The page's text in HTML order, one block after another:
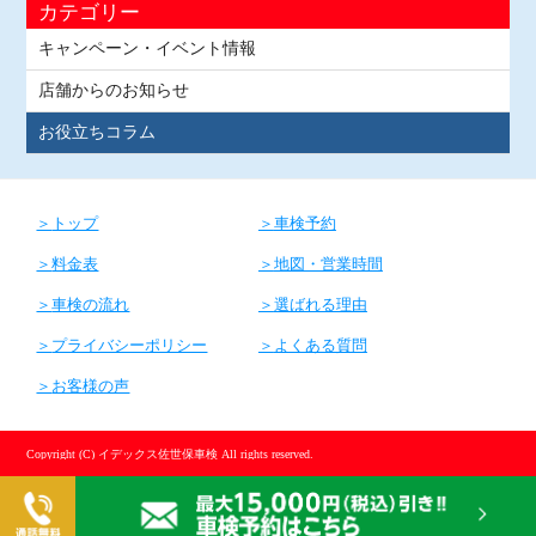
カテゴリー
キャンペーン・イベント情報
店舗からのお知らせ
お役立ちコラム
トップ 車検予約
料金表 地図・営業時間
車検の流れ 選ばれる理由
プライバシーポリシー よくある質問
お客様の声
Copyright (C) イデックス佐世保車検 All rights reserved.